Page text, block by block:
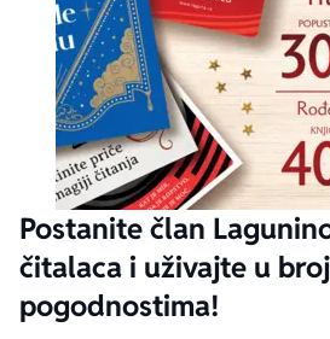
Postanite član
čitalaca i uživajte u
pogodnostima!